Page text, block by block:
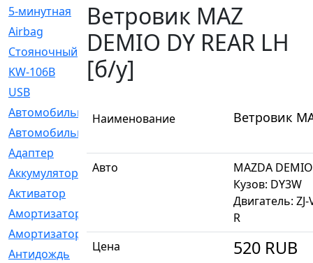
5-минутная
[1]
Airbag
[18]
Cтояночный
[1]
KW-106B
USB
Автомобильное
[6]
Автомобильный
Адаптер
[3]
Аккумулятор
Активатор
Амортизатор
Амортизаторы
[21]
Антидождь
Ветровик MAZ
DEMIO DY REAR LH
[б/у]
Наименование Ветровик
Авто
MAZDA DEMIO
Кузов: DY3W
Двигатель: ZJ-
R
Цена
520 RUB